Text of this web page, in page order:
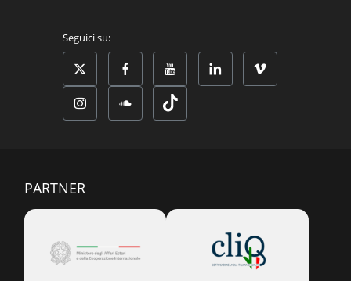
Seguici su:
PARTNER